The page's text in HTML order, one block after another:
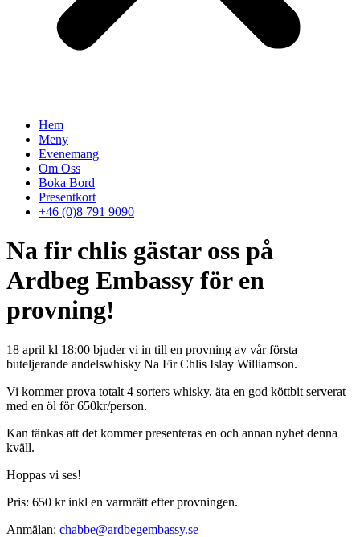
Hem
Meny
Evenemang
Om Oss
Boka Bord
Presentkort
+46 (0)8 791 9090
Na fir chlis gästar oss på
Ardbeg Embassy för en
provning!
18 april kl 18:00 bjuder vi in till en provning av vår första
buteljerande andelswhisky Na Fir Chlis Islay Williamson.
Vi kommer prova totalt 4 sorters whisky, äta en god köttbit serverat
med en öl för 650kr/person.
Kan tänkas att det kommer presenteras en och annan nyhet denna
kväll.
Hoppas vi ses!
Pris: 650 kr inkl en varmrätt efter provningen.
Anmälan: chabbe@ardbegembassy.se